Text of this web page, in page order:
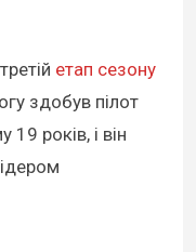
етап сезону
здобув пілот
років, і він